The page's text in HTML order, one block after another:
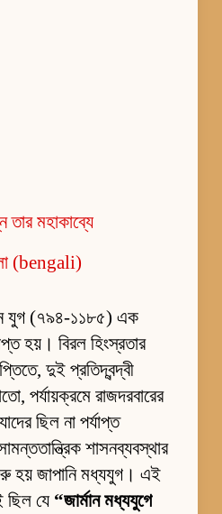
তার মহাকাব্যে
(bengali)
যুগ (৭৯৪-১১৮৫) এক
হয়। বিরল হিংস্রতার
দুই প্রতিদ্বন্দ্বী
পর্যায়ক্রমে রাজদরবারের
ছিল না পর্যাপ্ত
শাসনব্যবস্থার
হয় জাপানি মধ্যযুগ। এই
ছিল যে “জার্মান মধ্যযুগে